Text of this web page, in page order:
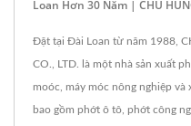
Loan Hơn 30 Năm | CHU
Đặt tại Đài Loan từ năm 1988,
CO., LTD. là một nhà sản xuất
moóc, máy móc nông nghiệp và
bao gồm phớt ô tô, phớt công